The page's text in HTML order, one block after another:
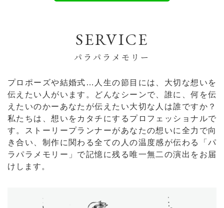
SERVICE
パラパラメモリー
プロポーズや結婚式…人生の節目には、大切な想いを
伝えたい人がいます。どんなシーンで、誰に、何を伝
えたいのかーあなたが伝えたい大切な人は誰ですか？
私たちは、想いをカタチにするプロフェッショナルで
す。ストーリープランナーがあなたの想いに全力で向
き合い、制作に関わる全ての人の温度感が伝わる「パ
ラパラメモリー」で記憶に残る唯一無二の演出をお届
けします。